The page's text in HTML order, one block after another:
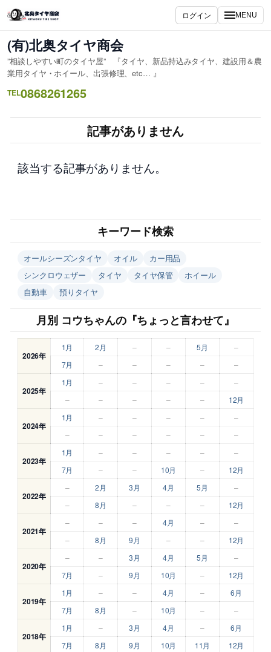
容
を
ス
キ
ッ
プ
ログイン MENU
(有)北奥タイヤ商会
”相談しやすい町のタイヤ屋” 『タイヤ、新品持込みタイヤ、建設用＆農
業用タイヤ・ホイール、出張修理、etc… 』
TEL0868261265
記事がありません
該当する記事がありません。
キーワード検索
オールシーズンタイヤ オイル
カー用品
シンクロウェザー
タイヤ タイヤ保管
ホイール
自動車
預りタイヤ
月別 コウちゃんの『ちょっと言わせて』
2026年
1月 2月 – – 5月
–
7月
– – – – –
2025年
1月 – – – –
–
–
– – – – 12月
2024年
1月 – – – –
–
–
– – – – –
2023年
1月 – – – –
–
7月
– – 10月 – 12月
2022年
– 2月 3月 4月 5月
–
–
8月 – – – 12月
2021年
– – – 4月 –
–
–
8月 9月 – – 12月
2020年
– – 3月 4月 5月
–
7月
– 9月 10月 – 12月
2019年
1月 – – 4月 –
6月
7月
8月 – 10月 – –
2018年
1月 – 3月 4月 –
6月
7月
8月 9月 10月 11月 12月